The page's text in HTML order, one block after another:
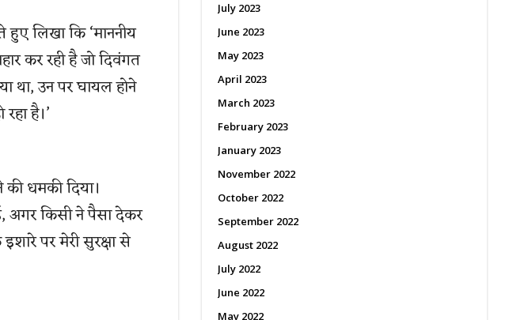
हुए लिखा कि ‘माननीय
कर रही है जो दिवंगत
था, उन पर घायल होने
है।’
धमकी दिया।
अगर किसी ने पैसा देकर
पर मेरी सुरक्षा से
July 2023
June 2023
May 2023
April 2023
March 2023
February 2023
January 2023
November 2022
October 2022
September 2022
August 2022
July 2022
June 2022
May 2022